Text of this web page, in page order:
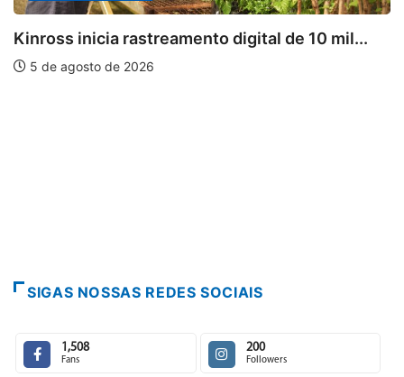
Kinross inicia rastreamento digital de 10 mil...
5 de agosto de 2026
SIGAS NOSSAS REDES SOCIAIS
1,508
Fans
200
Followers